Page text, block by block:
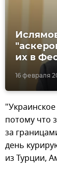
16 февраля
их в
потому что
за
день
из Турции,